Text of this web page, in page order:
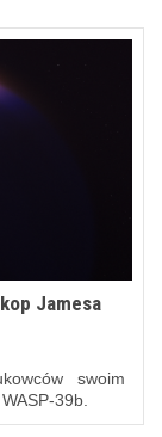
Jamesa
swoim
39b.